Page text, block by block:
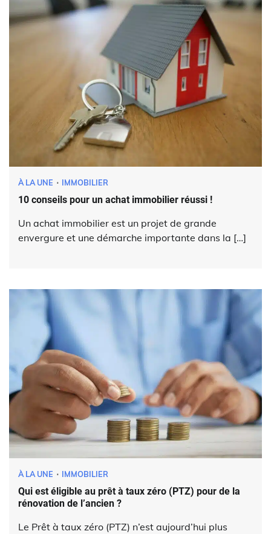
À LA UNE IMMOBILIER
10 conseils pour un achat immobilier réussi !
Un achat immobilier est un projet de grande
envergure et une démarche importante dans la […]
À LA UNE IMMOBILIER
Qui est éligible au prêt à taux zéro (PTZ) pour de la
rénovation de l’ancien ?
Le Prêt à taux zéro (PTZ) n’est aujourd’hui plus